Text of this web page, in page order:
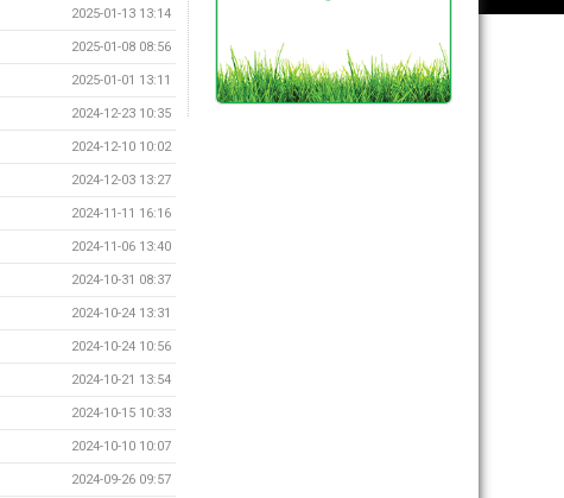
2025-01-13 13:14
2025-01-08 08:56
2025-01-01 13:11
2024-12-23 10:35
2024-12-10 10:02
2024-12-03 13:27
2024-11-11 16:16
2024-11-06 13:40
2024-10-31 08:37
2024-10-24 13:31
2024-10-24 10:56
2024-10-21 13:54
2024-10-15 10:33
2024-10-10 10:07
2024-09-26 09:57